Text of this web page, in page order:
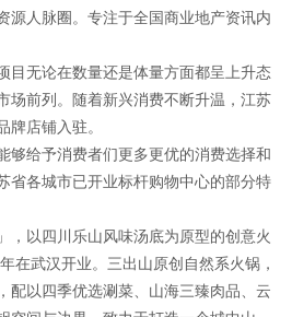
源人脉圈。专注于全国商业地产资讯内
无论在数量还是体量方面都呈上升态
场前列。随着新兴消费不断升温，江苏
牌店铺入驻。
给予消费者们更多更优的消费选择和
省各城市已开业标杆购物中心的部分特
以四川乐山风味汤底为原型的创意火
在武汉开业。三出山原创自然系火锅，
配以四季优选涮菜、山海三臻肉品、云